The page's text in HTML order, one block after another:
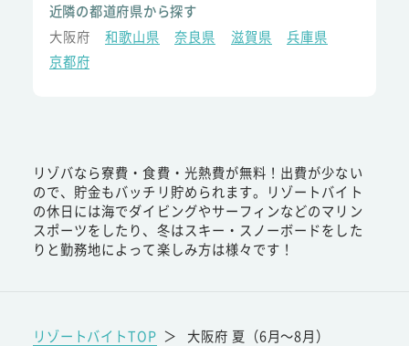
近隣の都道府県から探す
大阪府
和歌山県 奈良県 滋賀県
兵庫県
京都府
リゾバなら寮費・食費・光熱費が無料！出費が少ない
ので、貯金もバッチリ貯められます。リゾートバイト
の休日には海でダイビングやサーフィンなどのマリン
スポーツをしたり、冬はスキー・スノーボードをした
りと勤務地によって楽しみ方は様々です！
リゾートバイトTOP ＞ 大阪府 夏（6月～8月）